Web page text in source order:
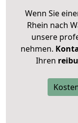
Wenn Sie
Rhein nach
unsere
nehmen.
Ihren